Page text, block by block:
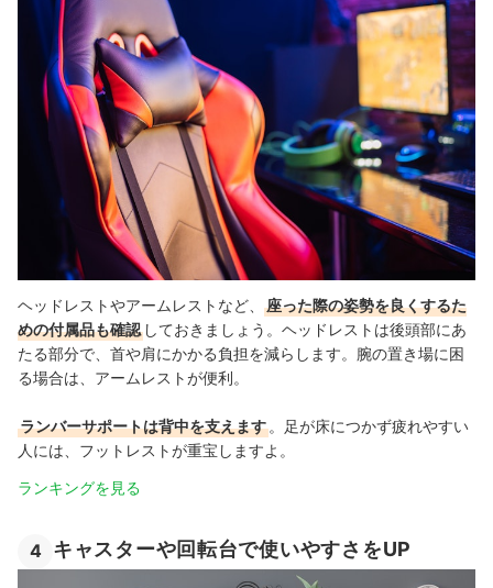
ヘッドレストやアームレストなど、
座った際の姿勢を良くするた
めの付属品も確認 しておきましょう。ヘッドレストは後頭部にあ
たる部分で、首や肩にかかる負担を減らします。腕の置き場に困
る場合は、アームレストが便利。
ランバーサポートは背中を支えます 。足が床につかず疲れやすい
人には、フットレストが重宝しますよ。
ランキングを見る
4 キャスターや回転台で使いやすさをUP